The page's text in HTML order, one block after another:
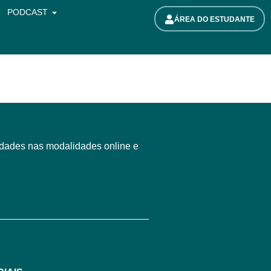
PODCAST
ÁREA DO ESTUDANTE
nas modalidades online e